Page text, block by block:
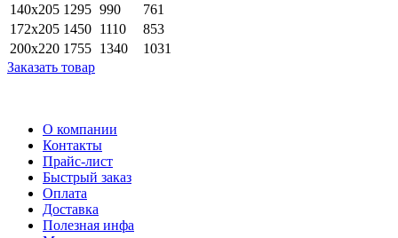
140х205 1295 990
761
172х205 1450 1110
853
200х220 1755 1340
1031
Заказать товар
О компании
Контакты
Прайс-лист
Быстрый заказ
Оплата
Доставка
Полезная инфа